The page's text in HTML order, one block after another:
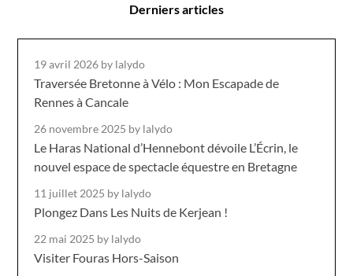
Derniers articles
19 avril 2026 by lalydo
Traversée Bretonne à Vélo : Mon Escapade de
Rennes à Cancale
26 novembre 2025 by lalydo
Le Haras National d’Hennebont dévoile L’Écrin, le
nouvel espace de spectacle équestre en Bretagne
11 juillet 2025 by lalydo
Plongez Dans Les Nuits de Kerjean !
22 mai 2025 by lalydo
Visiter Fouras Hors-Saison